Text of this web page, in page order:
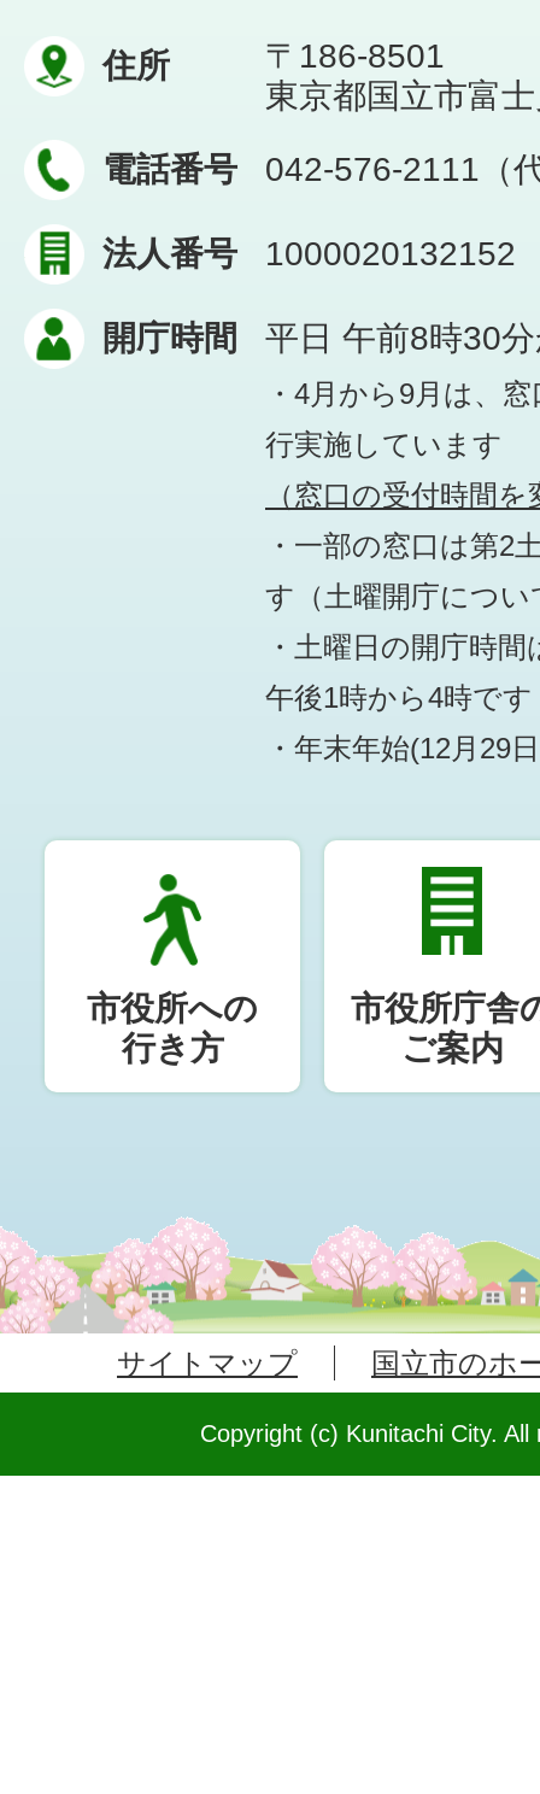
住所
〒186-8501
東京都国立市富
電話番号
042-576-2111（
法人番号 1000020132152
開庁時間 平日 午前8時30
・4月から9月は、
行実施しています
（窓口の受付時間
・一部の窓口は第2
す （土曜開庁につ
・土曜日の開庁時
午後1時から4時です
・年末年始(12月29
市役所への
行き方
市役所庁舎
ご案内
サイトマップ 国立市のホ
Copyright (c) Kunitachi City.